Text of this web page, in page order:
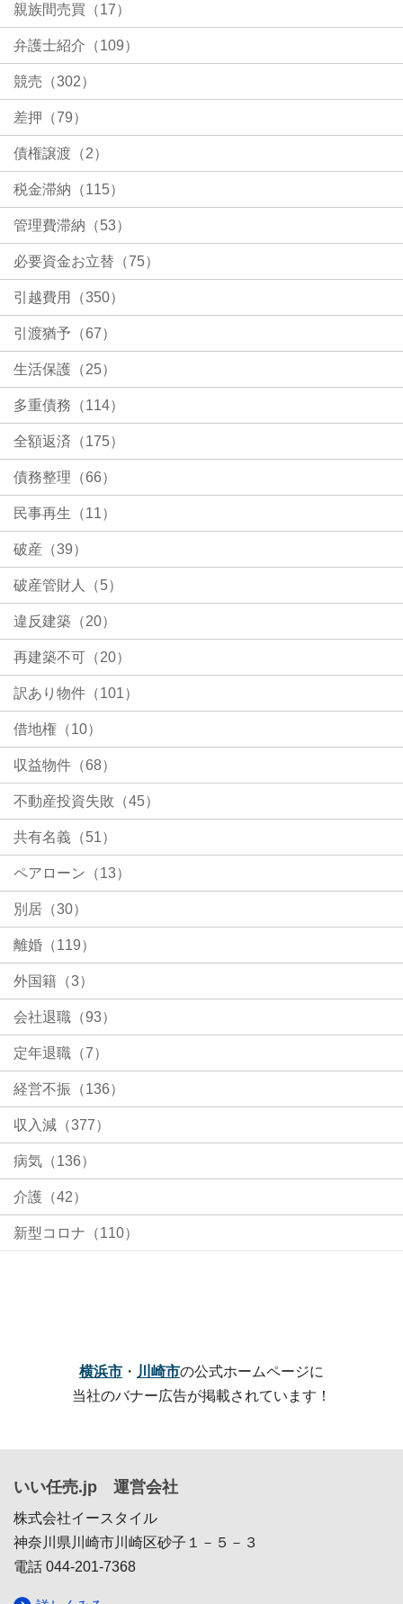
親族間売買（17）
弁護士紹介（109）
競売（302）
差押（79）
債権譲渡（2）
税金滞納（115）
管理費滞納（53）
必要資金お立替（75）
引越費用（350）
引渡猶予（67）
生活保護（25）
多重債務（114）
全額返済（175）
債務整理（66）
民事再生（11）
破産（39）
破産管財人（5）
違反建築（20）
再建築不可（20）
訳あり物件（101）
借地権（10）
収益物件（68）
不動産投資失敗（45）
共有名義（51）
ペアローン（13）
別居（30）
離婚（119）
外国籍（3）
会社退職（93）
定年退職（7）
経営不振（136）
収入減（377）
病気（136）
介護（42）
新型コロナ（110）
横浜市 ・ 川崎市の公式ホームページに
当社のバナー広告が掲載されています！
いい任売.jp 運営会社
株式会社イースタイル
神奈川県川崎市川崎区砂子１－５－３
電話 044-201-7368